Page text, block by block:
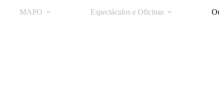
MAPO Espectáculos e Oficinas